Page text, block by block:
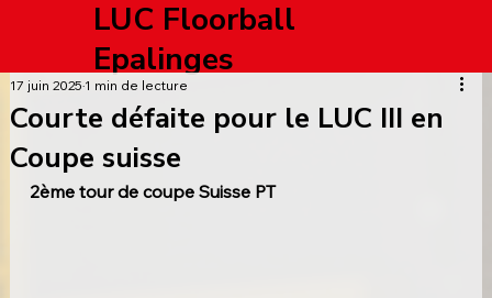
LUC Floorball
Epalinges
Courte défaite pour le LUC III en
Coupe suisse
17 juin 20251 min de lecture
2ème tour de coupe Suisse PT